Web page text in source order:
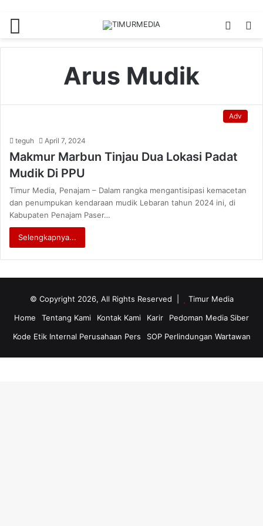
Switch
Arus Mudik
Adv
teguh April 7, 2024
Makmur Marbun Tinjau Dua Lokasi Padat
Mudik Di PPU
Timur Media, Penajam – Dalam rangka mengantisipasi kemacetan
dan penumpukan kendaraan mudik Lebaran tahun 2024 ini, di
Kabupaten Penajam Paser…
Selengkapnya...
© Copyright 2026, All Rights Reserved |
Timur Media
Home
Tentang Kami Kontak Kami Karir
Pedoman Media Siber
Kode Etik Internal Perusahaan Pers
SOP Perlindungan Wartawan